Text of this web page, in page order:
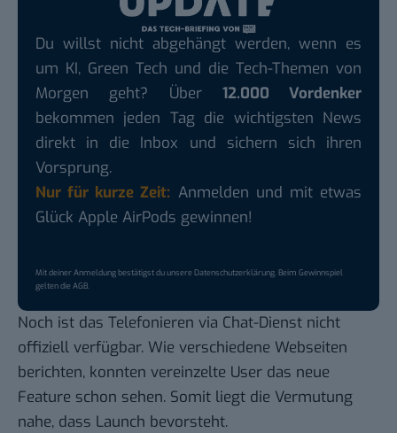
Du willst nicht abgehängt werden, wenn es
um KI, Green Tech und die Tech-Themen von
Morgen geht? Über 12.000 Vordenker
bekommen jeden Tag die wichtigsten News
direkt in die Inbox und sichern sich ihren
Vorsprung.
Nur für kurze Zeit: Anmelden und mit etwas
Glück Apple AirPods gewinnen!
Mit deiner Anmeldung bestätigst du unsereDatenschutzerklärung. Beim Gewinnspiel
gelten dieAGB.
Noch ist das Telefonieren via Chat-Dienst nicht
offiziell verfügbar. Wie verschiedene Webseiten
berichten, konnten vereinzelte User das neue
Feature schon sehen. Somit liegt die Vermutung
nahe, dass Launch bevorsteht.